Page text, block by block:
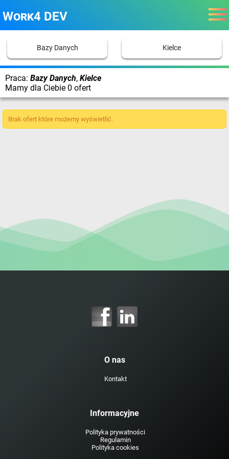
Work4 DEV
Bazy Danych Kielce
Praca: Bazy Danych, Kielce
Mamy dla Ciebie 0 ofert
Brak ofert które możemy wyświetlić.
O nas
Kontakt
Informacyjne
Polityka prywatności
Regulamin
Polityka cookies